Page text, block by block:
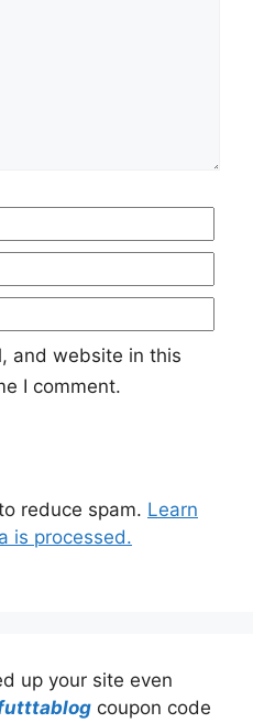
and website in this
I comment.
reduce spam. Learn
is processed.
up your site even
coupon code